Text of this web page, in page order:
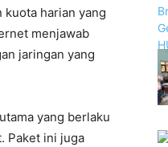
harian yang
menjawab
jaringan yang
yang berlaku
Paket ini juga